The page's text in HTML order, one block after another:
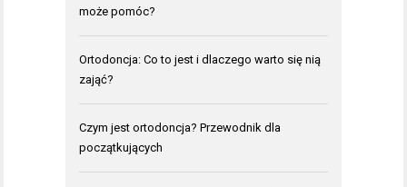
może pomóc?
Ortodoncja: Co to jest i dlaczego warto się nią
zająć?
Czym jest ortodoncja? Przewodnik dla
początkujących